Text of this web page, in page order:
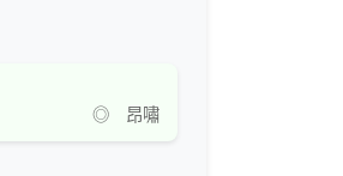
◎ 昂嘯